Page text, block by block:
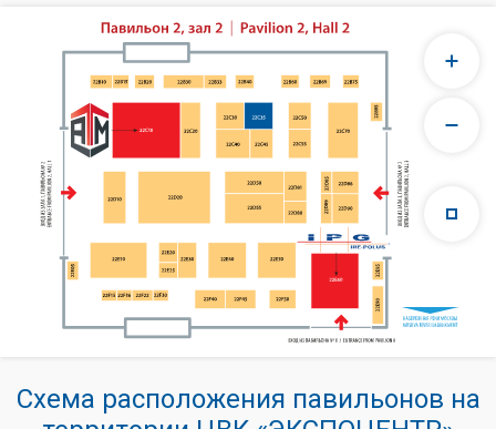
Схема расположения павильонов на